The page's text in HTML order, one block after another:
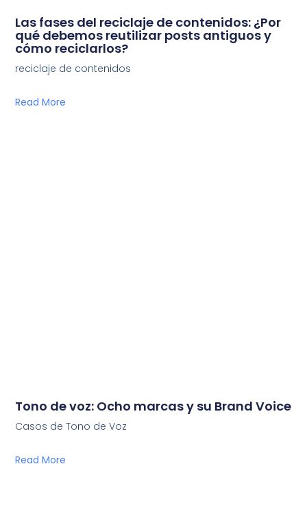
Las fases del reciclaje de contenidos: ¿Por
qué debemos reutilizar posts antiguos y
cómo reciclarlos?
reciclaje de contenidos
Read More
Tono de voz: Ocho marcas y su Brand Voice
Casos de Tono de Voz
Read More